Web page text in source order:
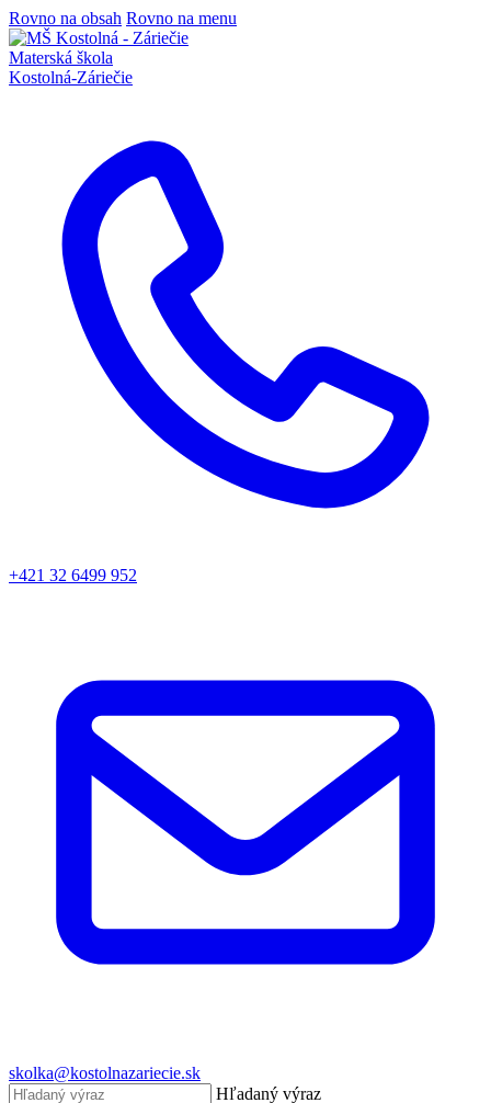
Rovno na obsah Rovno na menu
Materská škola
Kostolná-Záriečie
+421 32 6499 952
skolka@kostolnazariecie.sk
Hľadaný výraz